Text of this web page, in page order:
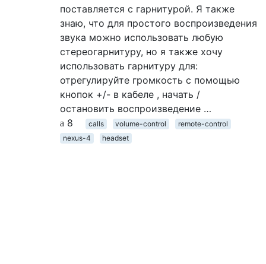
поставляется с гарнитурой. Я также
знаю, что для простого воспроизведения
звука можно использовать любую
стереогарнитуру, но я также хочу
использовать гарнитуру для:
отрегулируйте громкость с помощью
кнопок +/- в кабеле , начать /
остановить воспроизведение …
8
calls volume-control
remote-control
nexus-4
headset